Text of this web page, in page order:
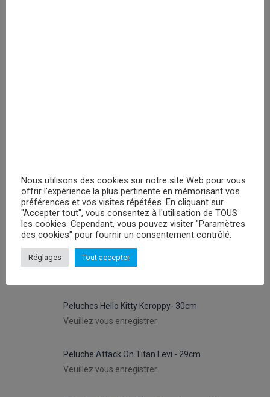
RECHERCHER
Peluches Hello Kitty Keroppy- 30cm
Veuillez vous enregistrer
Peluche Attack On Titan Levi - 29cm
Veuillez vous enregistrer
Nous utilisons des cookies sur notre site Web pour vous
offrir l'expérience la plus pertinente en mémorisant vos
préférences et vos visites répétées. En cliquant sur
"Accepter tout", vous consentez à l'utilisation de TOUS
les cookies. Cependant, vous pouvez visiter "Paramètres
des cookies" pour fournir un consentement contrôlé.
Réglages Tout accepter